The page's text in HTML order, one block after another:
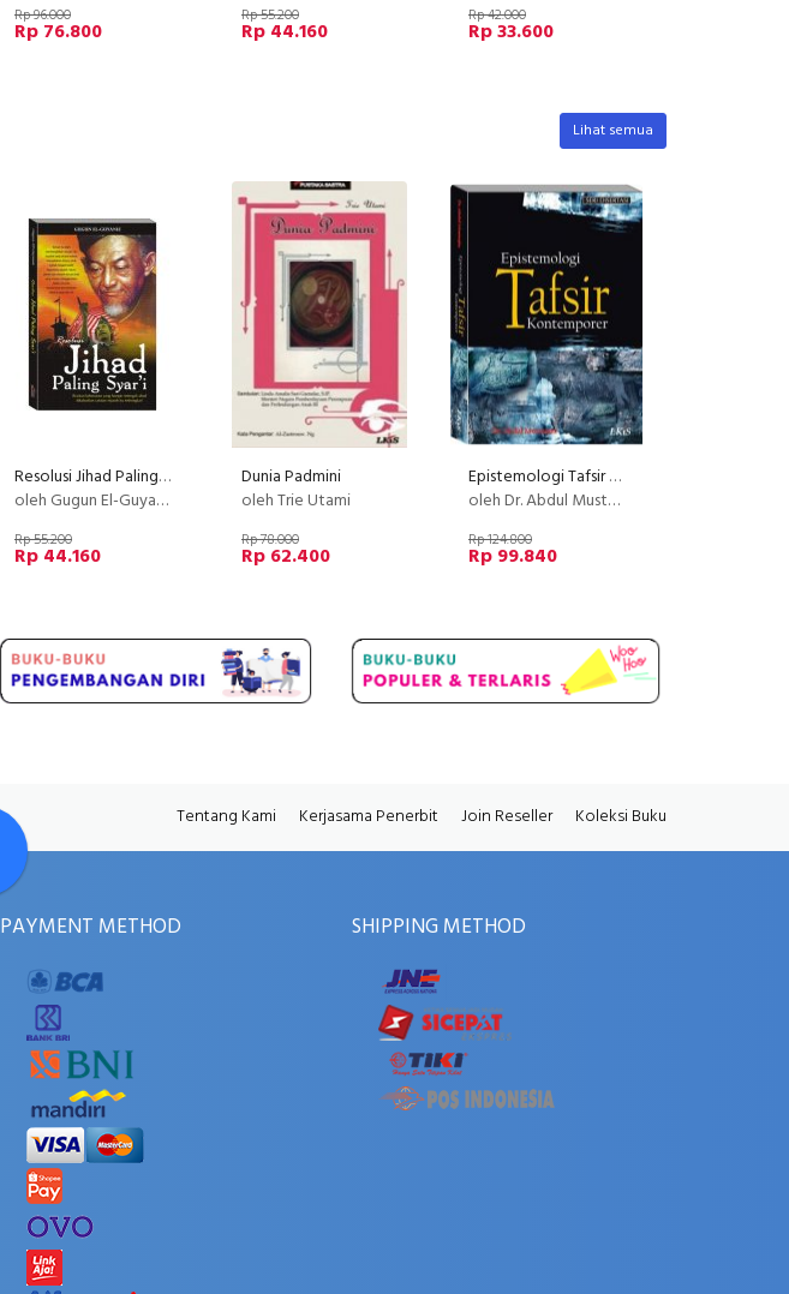
Rp 96.000
Rp 76.800
Rp 55.200
Rp 44.160
Rp 42.000
Rp 33.600
Lihat semua
Resolusi Jihad Paling SYARI
oleh Gugun El-Guyanie
Rp 55.200
Rp 44.160
Dunia Padmini
oleh Trie Utami
Rp 78.000
Rp 62.400
Epistemologi Tafsir Kontemporer (EK)
oleh Dr. Abdul Mustaqim
Rp 124.800
Rp 99.840
Tentang Kami Kerjasama Penerbit Join Reseller Koleksi Buku
PAYMENT METHOD SHIPPING METHOD